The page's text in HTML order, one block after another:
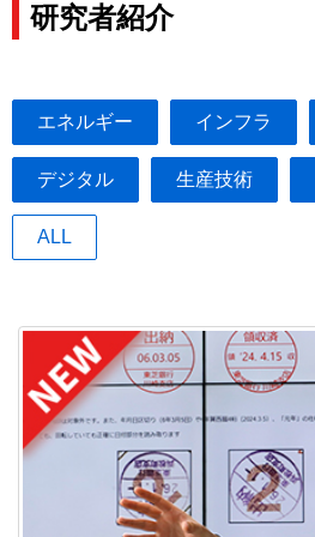
研究者紹介
エネルギー インフラ
デジタル 生産技術
ALL